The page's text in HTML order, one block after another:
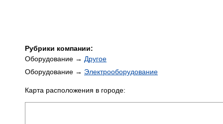
Рубрики компании:
Оборудование → Другое
Оборудование → Электрооборудование
Карта расположения в городе: